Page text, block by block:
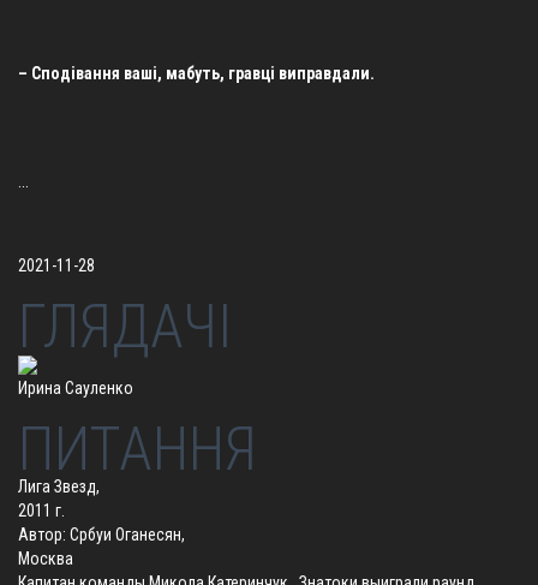
– Сподівання ваші, мабуть, гравці виправдали.
2021-11-28
ГЛЯДАЧІ
Ирина Сауленко
ПИТАННЯ
Лига Звезд,
2011 г.
Автор: Србуи Оганесян,
Москва